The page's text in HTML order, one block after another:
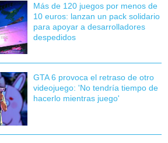
Más de 120 juegos por menos de
10 euros: lanzan un pack solidario
para apoyar a desarrolladores
despedidos
GTA 6 provoca el retraso de otro
videojuego: 'No tendría tiempo de
hacerlo mientras juego'